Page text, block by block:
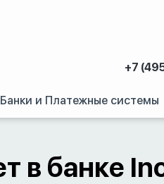
+7
Банки и Платежные системы
в иностранном банке: Как открыть
в банке